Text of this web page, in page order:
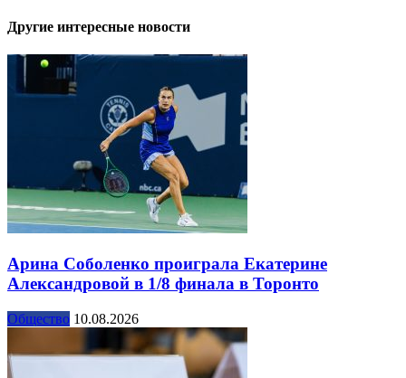
Другие интересные новости
Арина Соболенко проиграла Екатерине
Александровой в 1/8 финала в Торонто
Общество 10.08.2026